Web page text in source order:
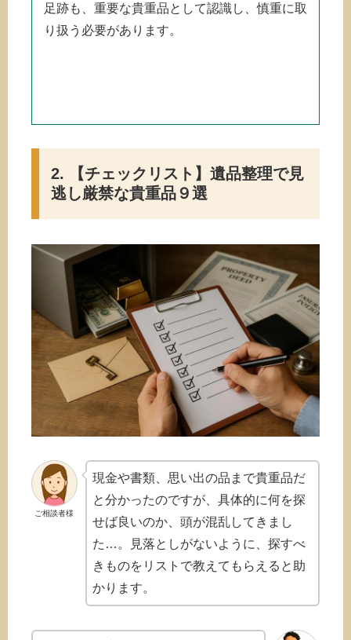
足跡も、重要な貴重品として認識し、慎重に取
り扱う必要があります。
2. 【チェックリスト】遺品整理で見
逃し厳禁な貴重品９選
ご相談者様
現金や書類、思い出の品まで貴重品だ
と分かったのですが、具体的に何を探
せば良いのか、頭が混乱してきまし
た…。見落としがないように、探すべ
きものをリストで教えてもらえると助
かります。